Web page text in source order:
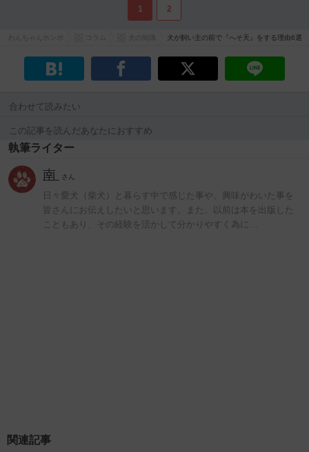
1 2
犬が飼い主の前で『へそ天』をする理由6
合わせて読みたい
この記事を読んだあなたにおすすめ
執筆ライター
南 さん
日々愛犬（柴犬）と暮らす中で感じた事や、興味がわいた事を
皆さんにお伝えしたいと思います。また、以前は本を出版した
こともあり、その経験を活かして分かりやすく為に…
関連記事